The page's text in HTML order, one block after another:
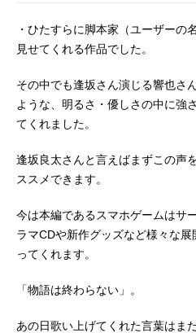
・ひたすらに脚本家（ユーザーの
見せてくれる作品でした。
その中でも逢坂さん演じる響也さ
ような、明るさ・優しさの中に強
てくれました。
逢坂良太さんと言えばまずこの声
ススメできます。
今は本編であるスマホゲームはサ
ラマCDや新作グッズなど様々な
ってくれます。
「物語は終わらない」。
あの日歌い上げてくれた言葉はま